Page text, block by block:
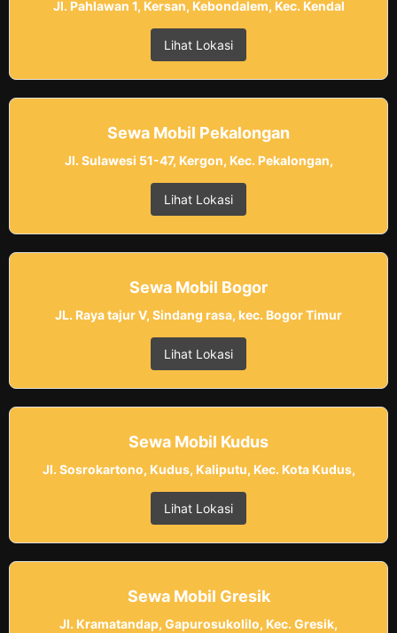
Jl. Pahlawan 1, Kersan, Kebondalem, Kec. Kendal
Lihat Lokasi
Sewa Mobil Pekalongan
Jl. Sulawesi 51-47, Kergon, Kec. Pekalongan,
Lihat Lokasi
Sewa Mobil Bogor
JL. Raya tajur V, Sindang rasa, kec. Bogor Timur
Lihat Lokasi
Sewa Mobil Kudus
Jl. Sosrokartono, Kudus, Kaliputu, Kec. Kota Kudus,
Lihat Lokasi
Sewa Mobil Gresik
Jl. Kramatandap, Gapurosukolilo, Kec. Gresik,